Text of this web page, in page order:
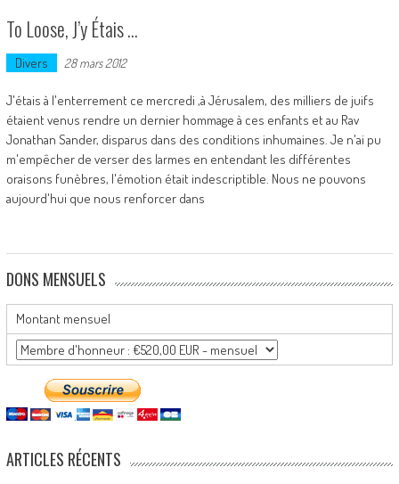
To Loose, J’y Étais …
Divers 28 mars 2012
J'étais à l'enterrement ce mercredi ,à Jérusalem, des milliers de juifs
étaient venus rendre un dernier hommage à ces enfants et au Rav
Jonathan Sander, disparus dans des conditions inhumaines. Je n'ai pu
m'empêcher de verser des larmes en entendant les différentes
oraisons funèbres, l'émotion était indescriptible. Nous ne pouvons
aujourd'hui que nous renforcer dans
DONS MENSUELS
Montant mensuel
ARTICLES RÉCENTS